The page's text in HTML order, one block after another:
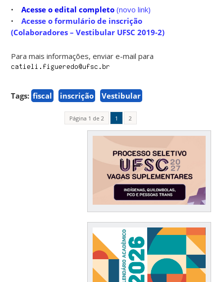
•Acesse o edital completo (novo link)
•Acesse o formulário de inscrição
(Colaboradores – Vestibular UFSC 2019-2)
Para mais informações, enviar e-mail para
Tags: fiscal inscrição Vestibular
Página 1 de 2 1 2